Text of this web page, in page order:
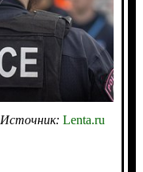
Источник: Lenta.ru